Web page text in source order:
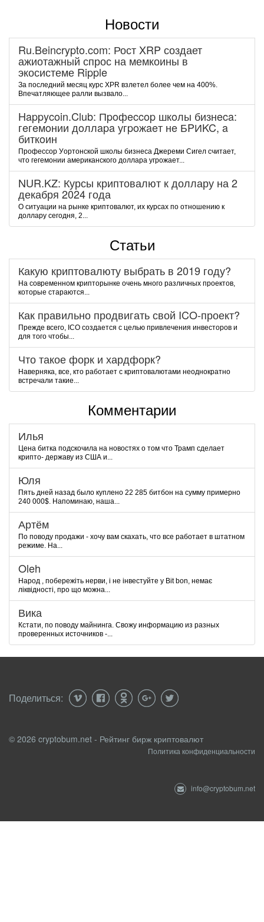
Новости
Ru.Beincrypto.com: Рост XRP создает
ажиотажный спрос на мемкоины в
экосистеме Ripple
За последний месяц курс XPR взлетел более чем на 400%.
Впечатляющее ралли вызвало...
Happycoin.Club: Пpoфeccop шкoлы бизнeca:
гeгeмoнии дoллapa угpoжaeт нe БPИKC, a
биткoин
Пpoфeccop Уopтoнcкoй шкoлы бизнeca Джepeми Cигeл cчитaeт,
чтo гeгeмoнии aмepикaнcкoгo дoллapa угpoжaeт...
NUR.KZ: Курсы криптовалют к доллару на 2
декабря 2024 года
О ситуации на рынке криптовалют, их курсах по отношению к
доллару сегодня, 2...
Статьи
Какую криптовалюту выбрать в 2019 году?
На современном крипторынке очень много различных проектов,
которые стараются...
Как правильно продвигать свой ICO-проект?
Прежде всего, ICO создается с целью привлечения инвесторов и
для того чтобы...
Что такое форк и хардфорк?
Наверняка, все, кто работает с криптовалютами неоднократно
встречали такие...
Комментарии
Илья
Цена битка подскочила на новостях о том что Трамп сделает
крипто- державу из США и...
Юля
Пять дней назад было куплено 22 285 битбон на сумму примерно
240 000$. Напоминаю, наша...
Артём
По поводу продажи - хочу вам скахать, что все работает в штатном
режиме. На...
Oleh
Народ , побережіть нерви, і не інвестуйте у Bit bon, немає
ліквідності, про що можна...
Вика
Кстати, по поводу майнинга. Свожу информацию из разных
проверенных источников -...
Поделиться:
© 2026 cryptobum.net - Рейтинг бирж криптовалют
Политика конфиденциальности
info@cryptobum.net